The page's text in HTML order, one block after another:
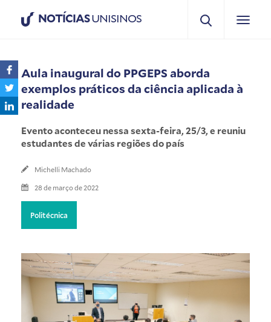
NOTÍCIASUNISINOS
Aula inaugural do PPGEPS aborda
exemplos práticos da ciência aplicada à
realidade
Evento aconteceu nessa sexta-feira, 25/3, e reuniu
estudantes de várias regiões do país
Michelli Machado
28 de março de 2022
Politécnica